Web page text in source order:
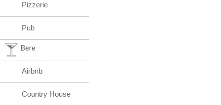
Pizzerie
Pub
Bere
Airbnb
Country House